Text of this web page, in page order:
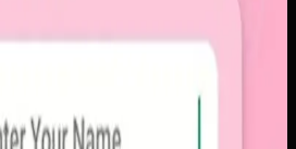
membuat momen personal
publik, iklan, dan tekanan
Pengguna membutuhkan